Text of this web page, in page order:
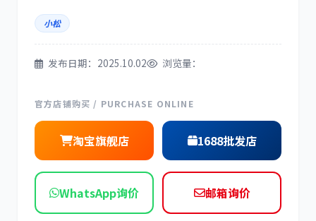
洋马
小松
发布日期：2025.10.02 浏览量：
官方店铺购买 / PURCHASE ONLINE
淘宝旗舰店 1688批发店
WhatsApp询价 邮箱询价